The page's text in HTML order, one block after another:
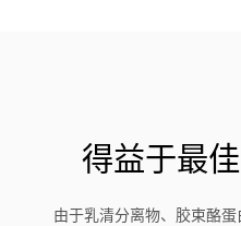
得益于最
由于乳清分离物、胶束酪